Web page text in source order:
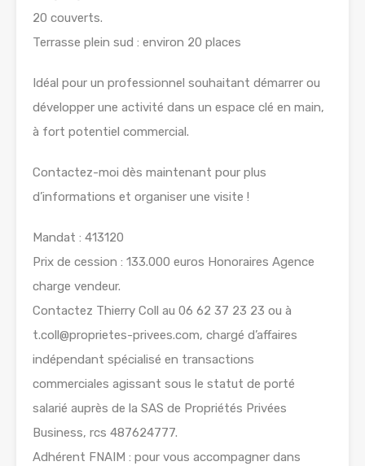
20 couverts.
Terrasse plein sud : environ 20 places
Idéal pour un professionnel souhaitant démarrer ou
développer une activité dans un espace clé en main,
à fort potentiel commercial.
Contactez-moi dès maintenant pour plus
d’informations et organiser une visite !
Mandat : 413120
Prix de cession : 133.000 euros Honoraires Agence
charge vendeur.
Contactez Thierry Coll au 06 62 37 23 23 ou à
t.coll@proprietes-privees.com, chargé d’affaires
indépendant spécialisé en transactions
commerciales agissant sous le statut de porté
salarié auprès de la SAS de Propriétés Privées
Business, rcs 487624777.
Adhérent FNAIM : pour vous accompagner dans